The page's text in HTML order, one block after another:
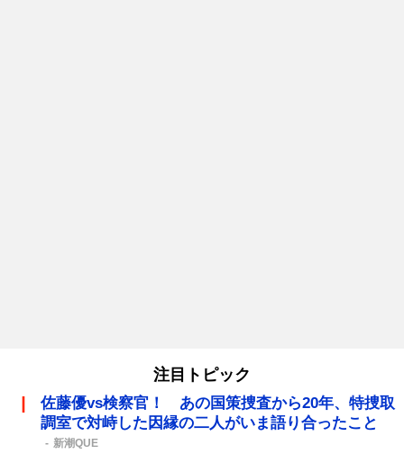
注目トピック
佐藤優vs検察官！ あの国策捜査から20年、特捜取
調室で対峙した因縁の二人がいま語り合ったこと
新潮QUE